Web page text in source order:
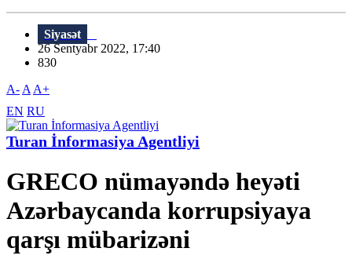
Siyasət
26 Sentyabr 2022, 17:40
830
A- A A+
EN RU
Turan İnformasiya Agentliyi
GRECO nümayəndə heyəti
Azərbaycanda korrupsiyaya
qarşı mübarizəni